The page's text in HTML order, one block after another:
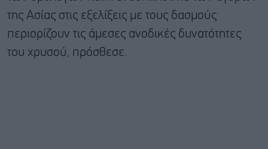
της Ασίας στις εξελίξεις με τους δασμούς
περιορίζουν τις άμεσες ανοδικές δυνατότητες
του χρυσού, πρόσθεσε.